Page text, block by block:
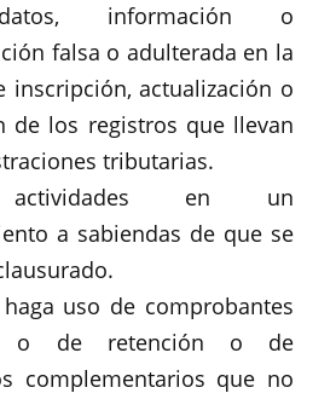
información o
falsa o adulterada en la
inscripción, actualización o
de los registros que llevan
tributarias.
actividades en un
a sabiendas de que se
uso de comprobantes
o de retención o de
complementarios que no